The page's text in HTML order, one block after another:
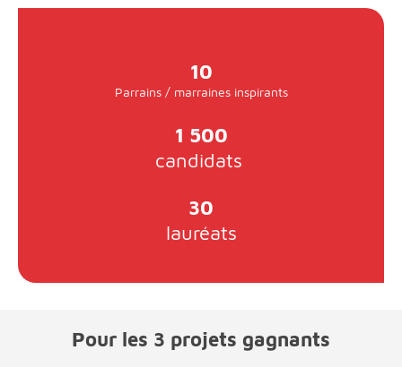
10
Parrains / marraines inspirants
1 500
candidats
30
lauréats
Pour les 3 projets gagnants